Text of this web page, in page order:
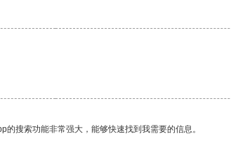
搜索功能非常强大，能够快速找到我需要的信息。